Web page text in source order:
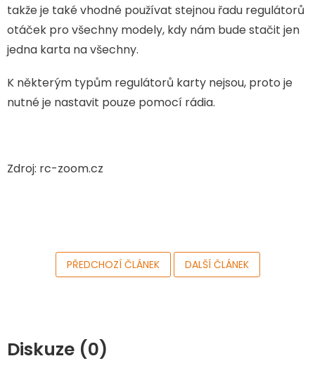
takže je také vhodné používat stejnou řadu regulátorů
otáček pro všechny modely, kdy nám bude stačit jen
jedna karta na všechny.
K některým typům regulátorů karty nejsou, proto je
nutné je nastavit pouze pomocí rádia.
Zdroj: rc-zoom.cz
PŘEDCHOZÍ ČLÁNEK DALŠÍ ČLÁNEK
Diskuze (0)